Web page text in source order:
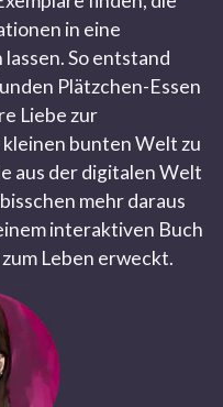
in eine
So entstand
Plätzchen-Essen
Liebe zur
bunten Welt zu
aus der digitalen Welt
mehr daraus
interaktiven Buch
Leben erweckt.